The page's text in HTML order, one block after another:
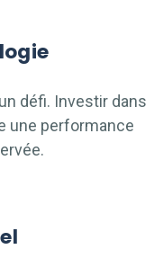
défi. Investir dans
une performance